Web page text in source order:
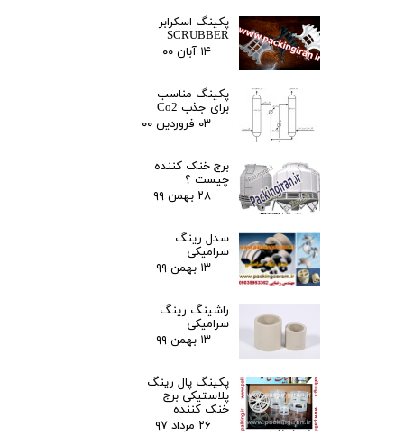
پکینگ اسکرابر
SCRUBBER
۱۴ آبان ۰۰
پکینگ مناسب
برای جذب Co2
۰۳ فروردین ۰۰
برج خنک کننده
چیست ؟
۲۸ بهمن ۹۹
سدل رینگ
سرامیکی
۱۳ بهمن ۹۹
راشینگ رینگ
سرامیکی
۱۳ بهمن ۹۹
پکینگ پال رینگ
پلاستیکی برج
خنک کننده
۲۶ مرداد ۹۷